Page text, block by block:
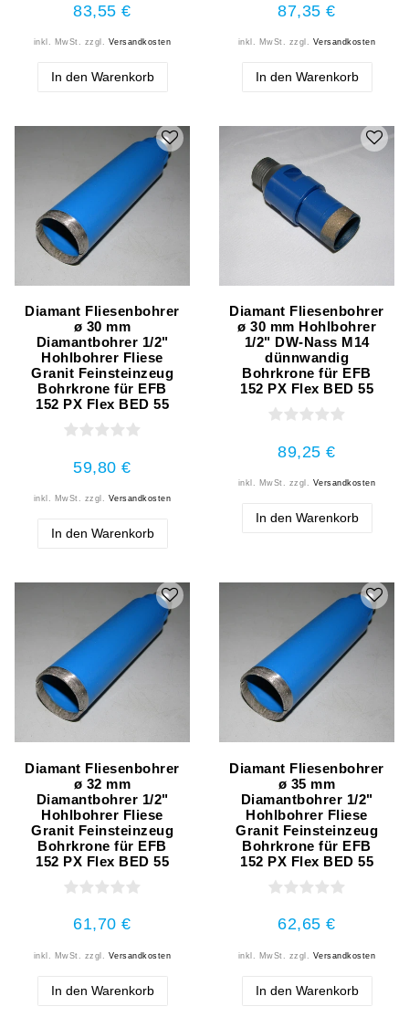
83,55 €
inkl. MwSt. zzgl. Versandkosten
In den Warenkorb
87,35 €
inkl. MwSt. zzgl. Versandkosten
In den Warenkorb
Diamant Fliesenbohrer
ø 30 mm
Diamantbohrer 1/2"
Hohlbohrer Fliese
Granit Feinsteinzeug
Bohrkrone für EFB
152 PX Flex BED 55
59,80 €
inkl. MwSt. zzgl. Versandkosten
In den Warenkorb
Diamant Fliesenbohrer
ø 30 mm Hohlbohrer
1/2" DW-Nass M14
dünnwandig
Bohrkrone für EFB
152 PX Flex BED 55
89,25 €
inkl. MwSt. zzgl. Versandkosten
In den Warenkorb
Diamant Fliesenbohrer
ø 32 mm
Diamantbohrer 1/2"
Hohlbohrer Fliese
Granit Feinsteinzeug
Bohrkrone für EFB
152 PX Flex BED 55
61,70 €
inkl. MwSt. zzgl. Versandkosten
In den Warenkorb
Diamant Fliesenbohrer
ø 35 mm
Diamantbohrer 1/2"
Hohlbohrer Fliese
Granit Feinsteinzeug
Bohrkrone für EFB
152 PX Flex BED 55
62,65 €
inkl. MwSt. zzgl. Versandkosten
In den Warenkorb